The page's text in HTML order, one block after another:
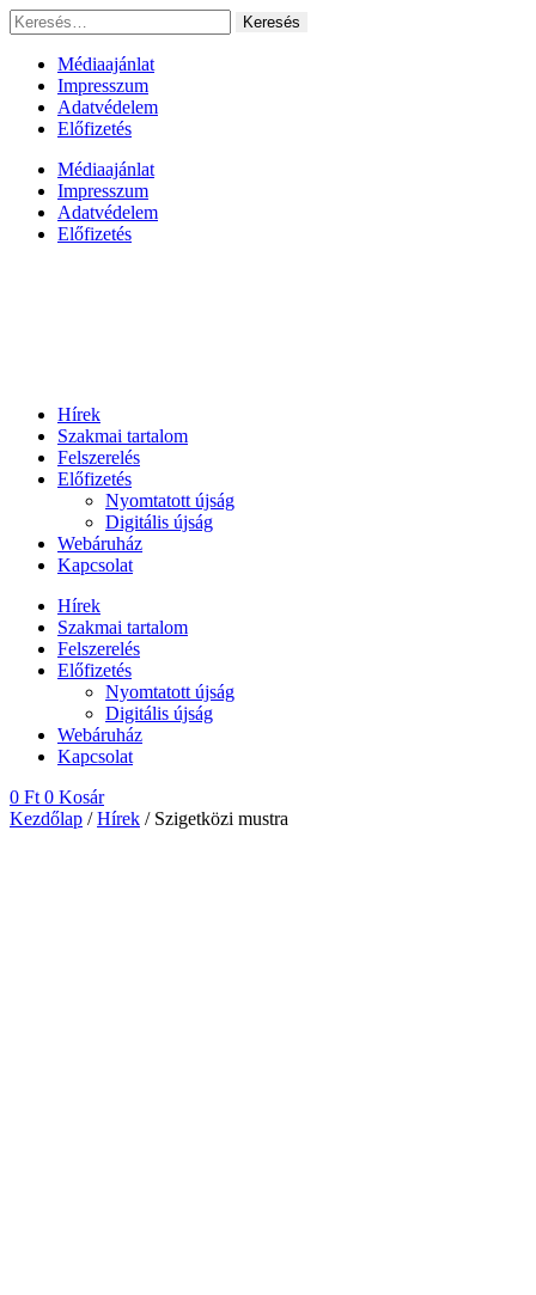
Ugrás
a
tartalomhoz
Keresés:
Médiaajánlat
Impresszum
Adatvédelem
Előfizetés
Médiaajánlat
Impresszum
Adatvédelem
Előfizetés
Hírek
Szakmai tartalom
Felszerelés
Előfizetés
Nyomtatott újság
Digitális újság
Webáruház
Kapcsolat
Hírek
Szakmai tartalom
Felszerelés
Előfizetés
Nyomtatott újság
Digitális újság
Webáruház
Kapcsolat
0 Ft 0 Kosár
Kezdőlap /Hírek / Szigetközi mustra